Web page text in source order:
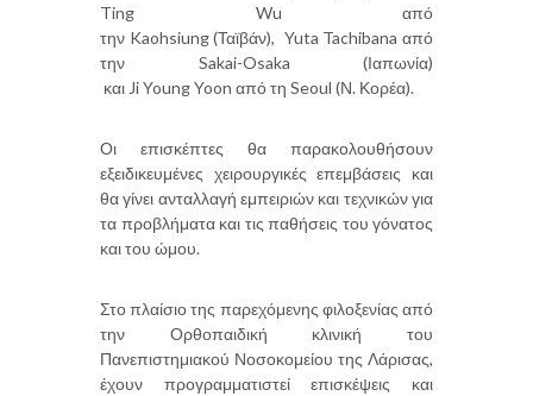
Ting Wu από
την Kaohsiung (Ταϊβάν), Yuta Tachibana από
την Sakai-Osaka (Ιαπωνία)
και Ji Young Yoon από τη Seoul (Ν. Κορέα).
Οι επισκέπτες θα παρακολουθήσουν
εξειδικευμένες χειρουργικές επεμβάσεις και
θα γίνει ανταλλαγή εμπειριών και τεχνικών για
τα προβλήματα και τις παθήσεις του γόνατος
και του ώμου.
Στο πλαίσιο της παρεχόμενης φιλοξενίας από
την Ορθοπαιδική κλινική του
Πανεπιστημιακού Νοσοκομείου της Λάρισας,
έχουν προγραμματιστεί επισκέψεις και